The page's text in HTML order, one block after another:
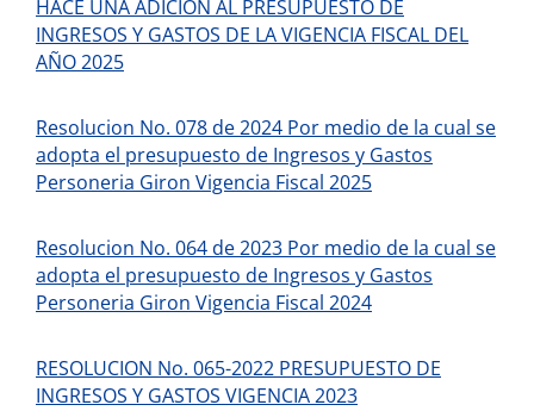
HACE UNA ADICION AL PRESUPUESTO DE
INGRESOS Y GASTOS DE LA VIGENCIA FISCAL DEL
AÑO 2025
Resolucion No. 078 de 2024 Por medio de la cual se
adopta el presupuesto de Ingresos y Gastos
Personeria Giron Vigencia Fiscal 2025
Resolucion No. 064 de 2023 Por medio de la cual se
adopta el presupuesto de Ingresos y Gastos
Personeria Giron Vigencia Fiscal 2024
RESOLUCION No. 065-2022 PRESUPUESTO DE
INGRESOS Y GASTOS VIGENCIA 2023